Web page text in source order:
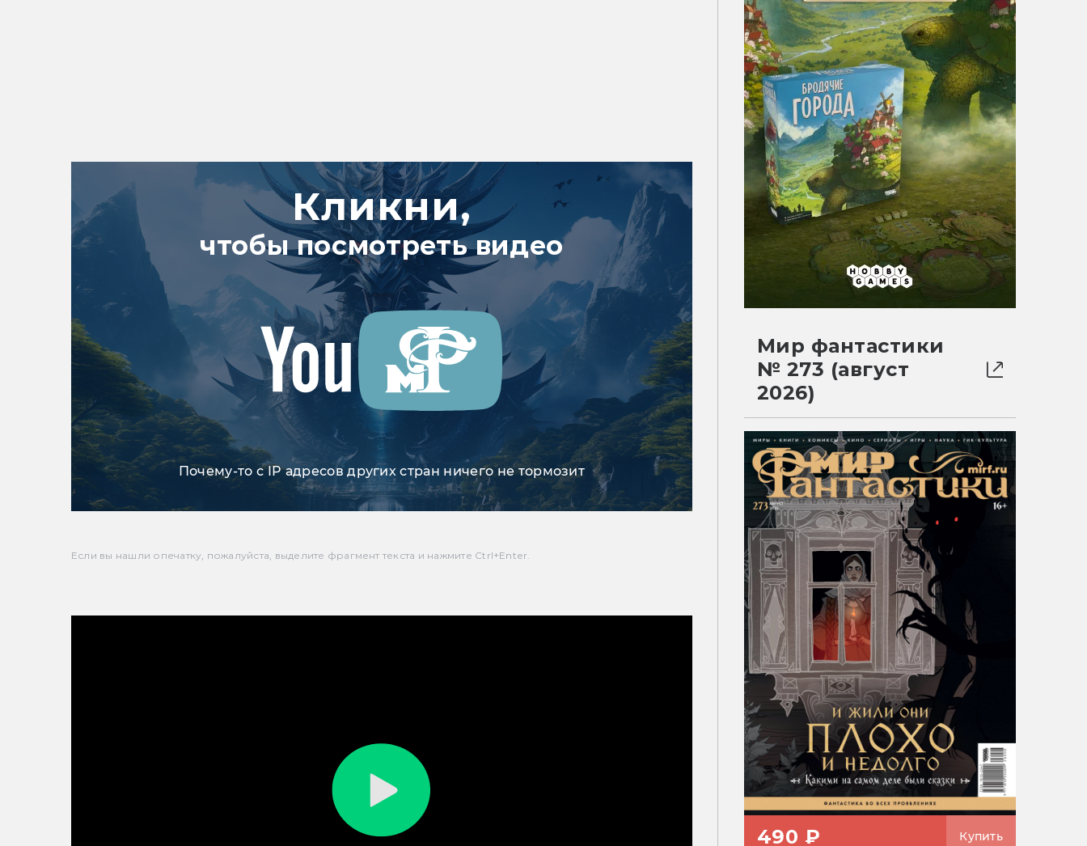
Кликни,
чтобы посмотреть видео
Почему-то с IP адресов других стран ничего не тормозит
Если вы нашли опечатку, пожалуйста, выделите фрагмент текста и нажмите Ctrl+Enter.
Мир фантастики
№ 273 (август
2026)
490 ₽ Купить